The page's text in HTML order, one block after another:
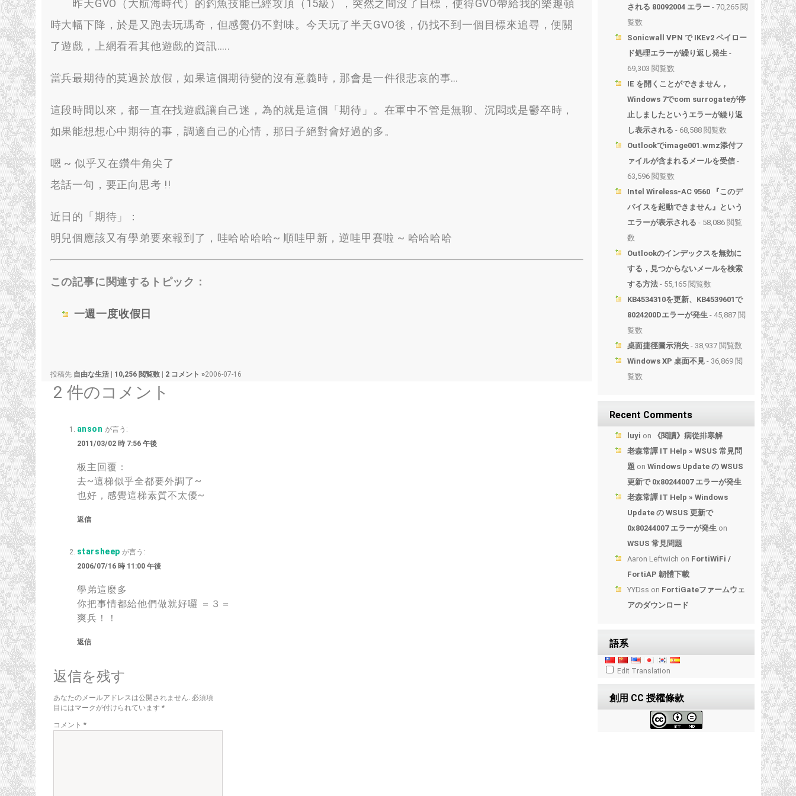
昨天GVO（大航海時代）的釣魚技能已經攻頂（15級） ， 突然之間沒了目標 ， 使得GVO帶給我的樂趣頓
時大幅下降 ，於是又跑去玩瑪奇 ， 但感覺仍不對味。 今天玩了半天GVO後 ， 仍找不到一個目標來追尋 ，便關
了遊戲 ， 上網看看其他遊戲的資訊…..
當兵最期待的莫過於放假 ，如果這個期待變的沒有意義時 ， 那會是一件很悲哀的事…
這段時間以來 ，都一直在找遊戲讓自己迷 ， 為的就是這個「期待」 。 在軍中不管是無聊、 沉悶或是鬱卒時 ，
如果能想想心中期待的事 ，調適自己的心情 ， 那日子絕對會好過的多 。
嗯 ~ 似乎又在鑽牛角尖了
老話一句 ， 要正向思考 !!
近日的「期待」
：
明兒個應該又有學弟要來報到了 ， 哇哈哈哈哈~ 順哇甲新 ，逆哇甲賽啦 ~ 哈哈哈哈
この記事に関連するトピック：
一週一度收假日
投稿先 自由な生活 10,256 閲覧数 2 コメント »2006-07-16
2 件のコメント
anson が言う:
2011/03/02 時 7:56 午後
板主回覆：
去~這梯似乎全都要外調了~
也好 ， 感覺這梯素質不太優~
返信
starsheep が言う:
2006/07/16 時 11:00 午後
學弟這麼多
你把事情都給他們做就好囉 ＝３＝
爽兵！！
返信
返信を残す
あなたのメールアドレスは公開されません. 必須項
目にはマークが付けられています *
コメント *
される 80092004 エラー - 70,265 閲
覧数
Sonicwall VPN で IKEv2 ペイロー
ド処理エラーが繰り返し発生 -
69,303 閲覧数
IE を開くことができません，
Windows 7でcom surrogateが停
止しましたというエラーが繰り返
し表示される - 68,588 閲覧数
Outlookでimage001.wmz添付フ
ァイルが含まれるメールを受信 -
63,596 閲覧数
Intel Wireless-AC 9560 『このデ
バイスを起動できません』という
エラーが表示される - 58,086 閲覧
数
Outlookのインデックスを無効に
する，見つからないメールを検索
する方法 - 55,165 閲覧数
KB4534310を更新、KB4539601で
8024200Dエラーが発生 - 45,887 閲
覧数
桌面捷徑圖示消失 - 38,937 閲覧数
Windows XP 桌面不見 - 36,869 閲
覧数
Recent Comments
luyi on
《閱讀》病從排寒解
老森常譚 IT Help » WSUS 常見問
題 on Windows Update の WSUS
更新で 0x80244007 エラーが発生
老森常譚 IT Help » Windows
Update の WSUS 更新で
0x80244007 エラーが発生 on
WSUS 常見問題
Aaron Leftwich on FortiWiFi /
FortiAP 韌體下載
YYDss on FortiGateファームウェ
アのダウンロード
語系
Edit Translation
創用 CC 授權條款